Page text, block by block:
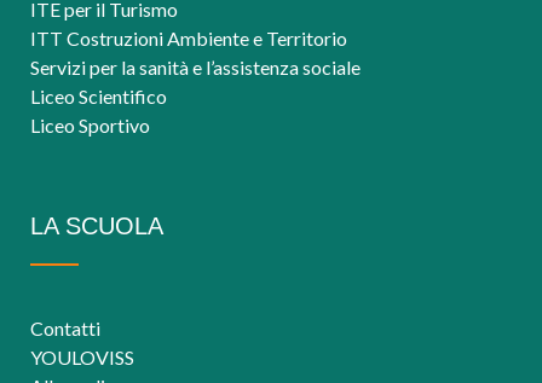
ITE per il Turismo
ITT Costruzioni Ambiente e Territorio
Servizi per la sanità e l’assistenza sociale
Liceo Scientifico
Liceo Sportivo
LA SCUOLA
Contatti
YOULOVISS